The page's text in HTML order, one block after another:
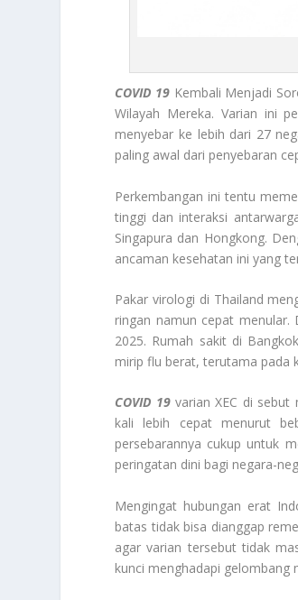
COVID 19Kembali Menjadi
Wilayah Mereka. Varian ini
menyebar ke lebih dari 27
paling awal dari penyebaran
Perkembangan ini tentu
tinggi dan interaksi
Singapura dan Hongkong.
ancaman kesehatan ini yang
Pakar virologi di Thailand
ringan namun cepat
2025. Rumah sakit di
mirip flu berat, terutama pada
COVID 19varian XEC di sebut
kali lebih cepat menurut
persebarannya cukup untuk
peringatan dini bagi negara-
Mengingat hubungan erat
batas tidak bisa dianggap
agar varian tersebut tidak
kunci menghadapi gelombang